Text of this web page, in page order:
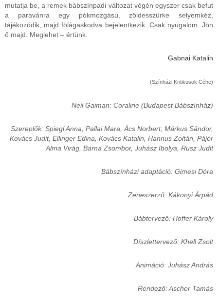
mutatja be, a remek bábszínpadi változat végén egyszer csak befut
a paravánra egy pókmozgású, zöldesszürke selyemkéz,
tájékozódik, majd fölágaskodva bejelentkezik. Csak nyugalom. Jön
ő majd. Meglehet – értünk.
Gabnai Katalin
(Színházi Kritikusok Céhe)
Neil Gaiman: Coraline (Budapest Bábszínház)
Szereplők: Spiegl Anna, Pallai Mara, Ács Norbert, Márkus Sándor,
Kovács Judit, Ellinger Edina, Kovács Katalin, Hannus Zoltán, Pájer
Alma Virág, Barna Zsombor, Juhász Ibolya, Rusz Judit
Bábszínházi adaptáció: Gimesi Dóra
Zeneszerző: Kákonyi Árpád
Bábtervező: Hoffer Károly
Díszlettervező: Khell Zsolt
Animáció: Juhász András
Rendező: Ascher Tamás